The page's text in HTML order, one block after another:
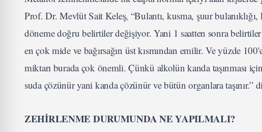
Prof. Dr. Mevlüt Sait Keleş, “Bulantı, kusma, şuur
döneme doğru belirtiler değişiyor. Yani 1 saatten sonra
en çok mide ve bağırsağın üst kısmından emilir. Ve yüzde
miktarı burada çok önemli. Çünkü alkolün kanda taşınması
suda çözünür yani kanda çözünür ve bütün organlara taşınır.”
ZEHİRLENME DURUMUNDA NE YAPILMALI?